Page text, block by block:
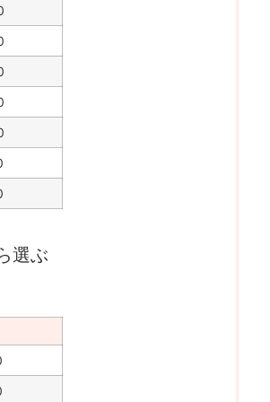
選ぶ